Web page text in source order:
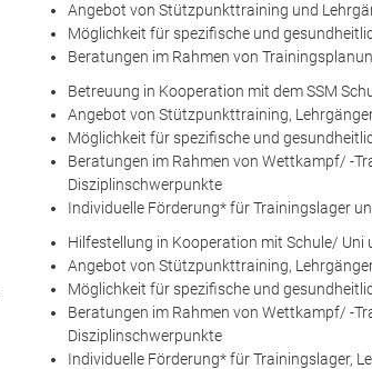
Angebot von Stützpunkttraining und
Möglichkeit für spezifische und
Beratungen im Rahmen von
Betreuung in Kooperation mit dem SSM
Angebot von Stützpunkttraining,
Möglichkeit für spezifische und
Beratungen im Rahmen von Wettkampf/ -
Disziplinschwerpunkte
Individuelle Förderung* für Trainingslager
Hilfestellung in Kooperation mit Schule/
Angebot von Stützpunkttraining,
Möglichkeit für spezifische und
Beratungen im Rahmen von Wettkampf/ -
Disziplinschwerpunkte
Individuelle Förderung* für Trainingslager,